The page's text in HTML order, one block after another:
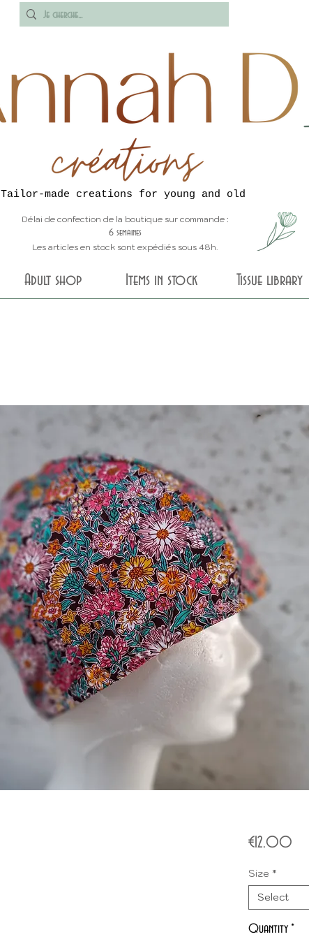
Tailor-made creations for young and old
Délai de confection de la boutique sur commande :
6 semaines
Les articles en stock sont expédiés sous 48h.
Adult shop Items in stock Tissue library
€12.00Price
Size *
Select
Quantity *